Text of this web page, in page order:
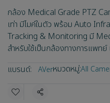
กล้อง Medical Grade PTZ
เท่า มีไมค์ในตัว พร้อม Auto
Tracking & Monitoring มี
สำหรับใช้เป็นกล้องทางการแพทย์
แบรนด์:
AVerหมวดหมู่:All
แชร์